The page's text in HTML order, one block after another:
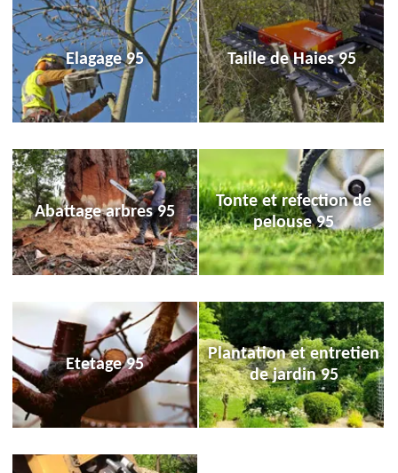
Elagage 95 Taille de Haies 95
Abattage arbres 95
Tonte et refection de
pelouse 95
Etetage 95
Plantation et entretien
de jardin 95